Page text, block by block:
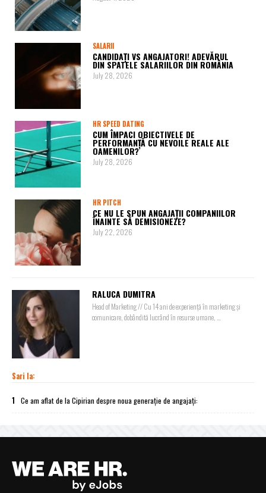
SALARII
CANDIDAȚI VS ANGAJATORI! ADEVĂRUL
DIN SPATELE SALARIILOR DIN ROMÂNIA
July 28, 2026
HR SPEED DATING
CUM ÎMPACI OBIECTIVELE DE
PERFORMANȚĂ CU NEVOILE REALE ALE
OAMENILOR?
July 28, 2026
HR PITCH
CE NU LE SPUN ANGAJAȚII COMPANIILOR
ÎNAINTE SĂ DEMISIONEZE?
July 22, 2026
RALUCA DUMITRA
Head of Marketing // Cu 14 ani de experiență în marketing și
comunicare, dobândită lucrând în resurse umane, ...
Sari la:
1 Ce am aflat de la Cipirian despre noua generație de angajați: